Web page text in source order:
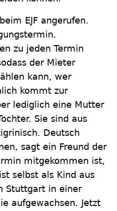
EJF angerufen.
zu jeden Termin
der Mieter
kann, wer
kommt zur
lediglich eine Mutter
Sie sind aus
Deutsch
sagt ein Freund der
mitgekommen ist,
selbst als Kind aus
Stuttgart in einer
aufgewachsen. Jetzt